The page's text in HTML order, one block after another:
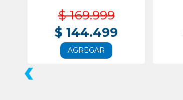
$ 169.999
$ 144.499
AGREGAR
‹